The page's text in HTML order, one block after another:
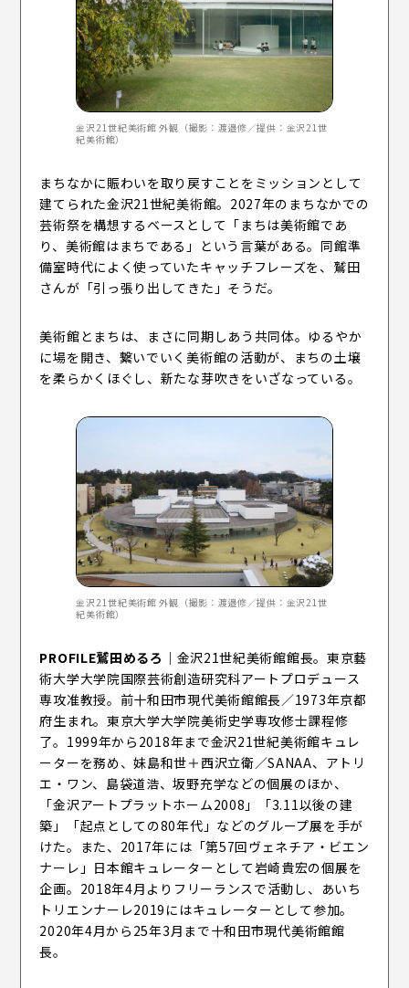
金沢21世紀美術館 外観（撮影：渡邉修／提供：金沢21世
紀美術館）
まちなかに賑わいを取り戻すことをミッションとして
建てられた金沢21世紀美術館。2027年のまちなかでの
芸術祭を構想するベースとして「​まちは美術館であ
り、美術館はまちである」という言葉がある。同館準
備室時代によく使っていたキャッチフレーズを、鷲田
さんが「引っ張り出してきた」そうだ。
美術館とまちは、まさに同期しあう共同体。ゆるやか
に場を開き、繋いでいく美術館の活動が、まちの土壌
を柔らかくほぐし、新たな芽吹きをいざなっている。
金沢21世紀美術館 外観（撮影：渡邉修／提供：金沢21世
紀美術館）
PROFILE鷲田めるろ ｜ 金沢21世紀美術館館長。東京藝
術大学大学院国際芸術創造研究科アートプロデュース
専攻准教授。前十和田市現代美術館館長／1973年京都
府生まれ。東京大学大学院美術史学専攻修士課程修
了。1999年から2018年まで金沢21世紀美術館キュレ
ーターを務め、妹島和世＋西沢立衛／SANAA、アトリ
エ・ワン、島袋道浩、坂野充学などの個展のほか、
「金沢アートプラットホーム2008」「3.11以後の建
築」「起点としての80年代」などのグループ展を手が
けた。また、2017年には「第57回ヴェネチア・ビエン
ナーレ」日本館キュレーターとして岩崎貴宏の個展を
企画。2018年4月よりフリーランスで活動し、あいち
トリエンナーレ2019にはキュレーターとして参加。
2020年4月から25年3月まで十和田市現代美術館館
長。